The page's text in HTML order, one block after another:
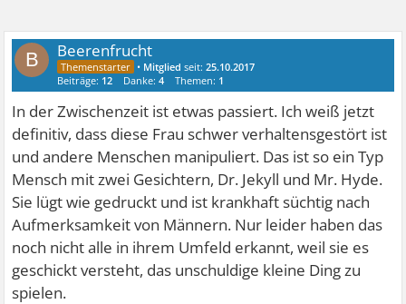
B Beerenfrucht
• Mitglied seit:25.10.2017
Beiträge: 12 Danke:4 Themen: 1
In der Zwischenzeit ist etwas passiert. Ich weiß jetzt
definitiv, dass diese Frau schwer verhaltensgestört ist
und andere Menschen manipuliert. Das ist so ein Typ
Mensch mit zwei Gesichtern, Dr. Jekyll und Mr. Hyde.
Sie lügt wie gedruckt und ist krankhaft süchtig nach
Aufmerksamkeit von Männern. Nur leider haben das
noch nicht alle in ihrem Umfeld erkannt, weil sie es
geschickt versteht, das unschuldige kleine Ding zu
spielen.